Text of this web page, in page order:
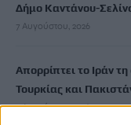
Δήμο Καντάνου-
7 Αυγούστου, 2026
Απορρίπτει το Ιράν
Τουρκίας και
7 Αυγούστου, 2026